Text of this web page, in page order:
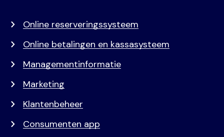
Online reserveringssysteem
Online betalingen en kassasysteem
Managementinformatie
Marketing
Klantenbeheer
Consumenten app